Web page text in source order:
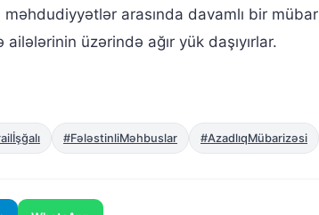
arasında davamlı bir
üzərində ağır yük daşıyırlar.
#FələstinliMəhbuslar #AzadlıqMübarizəsi